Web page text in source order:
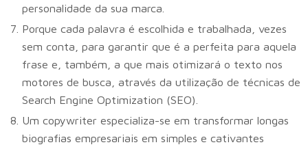
personalidade da sua marca.
Porque cada palavra é escolhida e trabalhada, vezes
sem conta, para garantir que é a perfeita para aquela
frase e, também, a que mais otimizará o texto nos
motores de busca, através da utilização de técnicas de
Search Engine Optimization (SEO).
Um copywriter especializa-se em transformar longas
biografias empresariais em simples e cativantes